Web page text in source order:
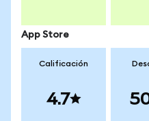
App Store
Calificación
4.7